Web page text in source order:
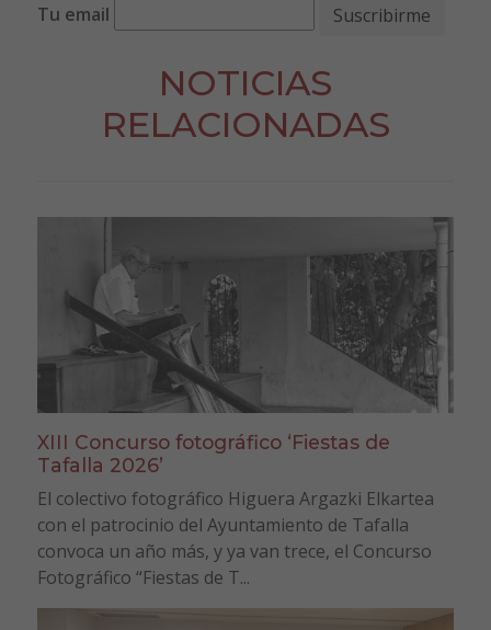
Tu email
NOTICIAS
RELACIONADAS
XIII Concurso fotográfico ‘Fiestas de
Tafalla 2026’
El colectivo fotográfico Higuera Argazki Elkartea
con el patrocinio del Ayuntamiento de Tafalla
convoca un año más, y ya van trece, el Concurso
Fotográfico “Fiestas de T...